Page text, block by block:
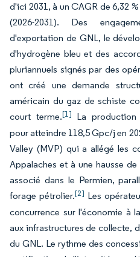
d'ici 2031, à un CAGR de 6,32
(2026-2031). Des
d'exportation de GNL, le
d'hydrogène bleu et des
pluriannuels signés par des
ont créé une demande
américain du gaz de schiste
court terme.[1] La production
pour atteindre 118,5 Gpc/j en
Valley (MVP) qui a allégé les
Appalaches et à une hausse
associé dans le Permien,
forage pétrolier.[2] Les
concurrence sur l'économie à
aux infrastructures de collecte,
du GNL. Le rythme des